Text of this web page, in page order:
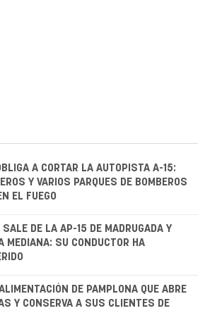
A CORTAR LA AUTOPISTA A-15:
Y VARIOS PARQUES DE BOMBEROS
EL FUEGO
DE LA AP-15 DE MADRUGADA Y
MEDIANA: SU CONDUCTOR HA
DE PAMPLONA QUE ABRE
Y CONSERVA A SUS CLIENTES DE